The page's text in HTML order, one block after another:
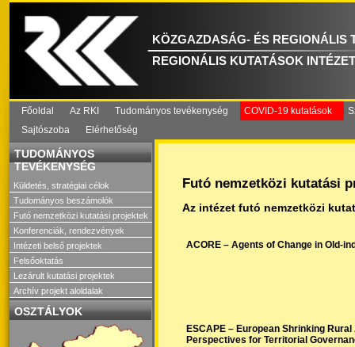
KÖZGAZDASÁG- ÉS REGIONÁLIS
REGIONÁLIS KUTATÁSOK
Főoldal Az RKI Tudományos tevékenység COVID-19 kutatások
Sajtószoba
Elérhetőség
TUDOMÁNYOS
TEVÉKENYSÉG
Küldetés, stratégiai célok
Tudományos beszámolók
Futó nemzetközi kutatási projektek
Konferenciák, rendezvények
Intézeti belső projektek
Felsőoktatás
Lezárult kutatási projektek
Archív projekt aloldalak
OSZTÁLYOK
Futó nemzetközi kutatási
Az intézet futó nemzetközi
ACORE – Agents of Change in Old-
ESCAPE – European Shrinking
Perspectives for Territorial